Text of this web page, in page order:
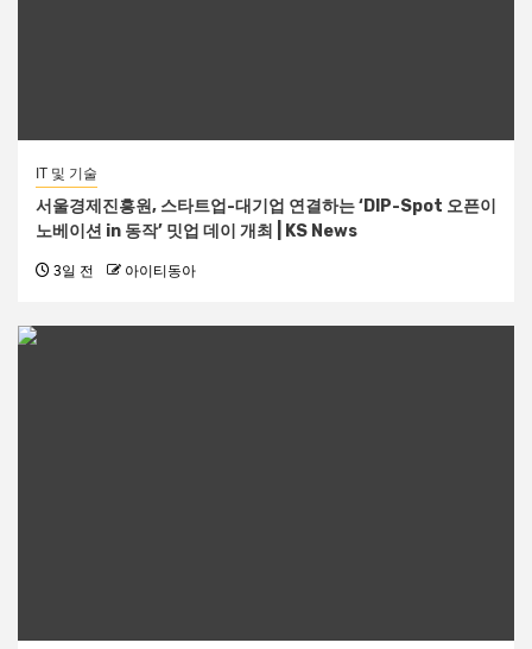
IT 및 기술
서울경제진흥원, 스타트업-대기업 연결하는 ‘DIP-Spot 오픈이
노베이션 in 동작’ 밋업 데이 개최 | KS News
3일 전 아이티동아